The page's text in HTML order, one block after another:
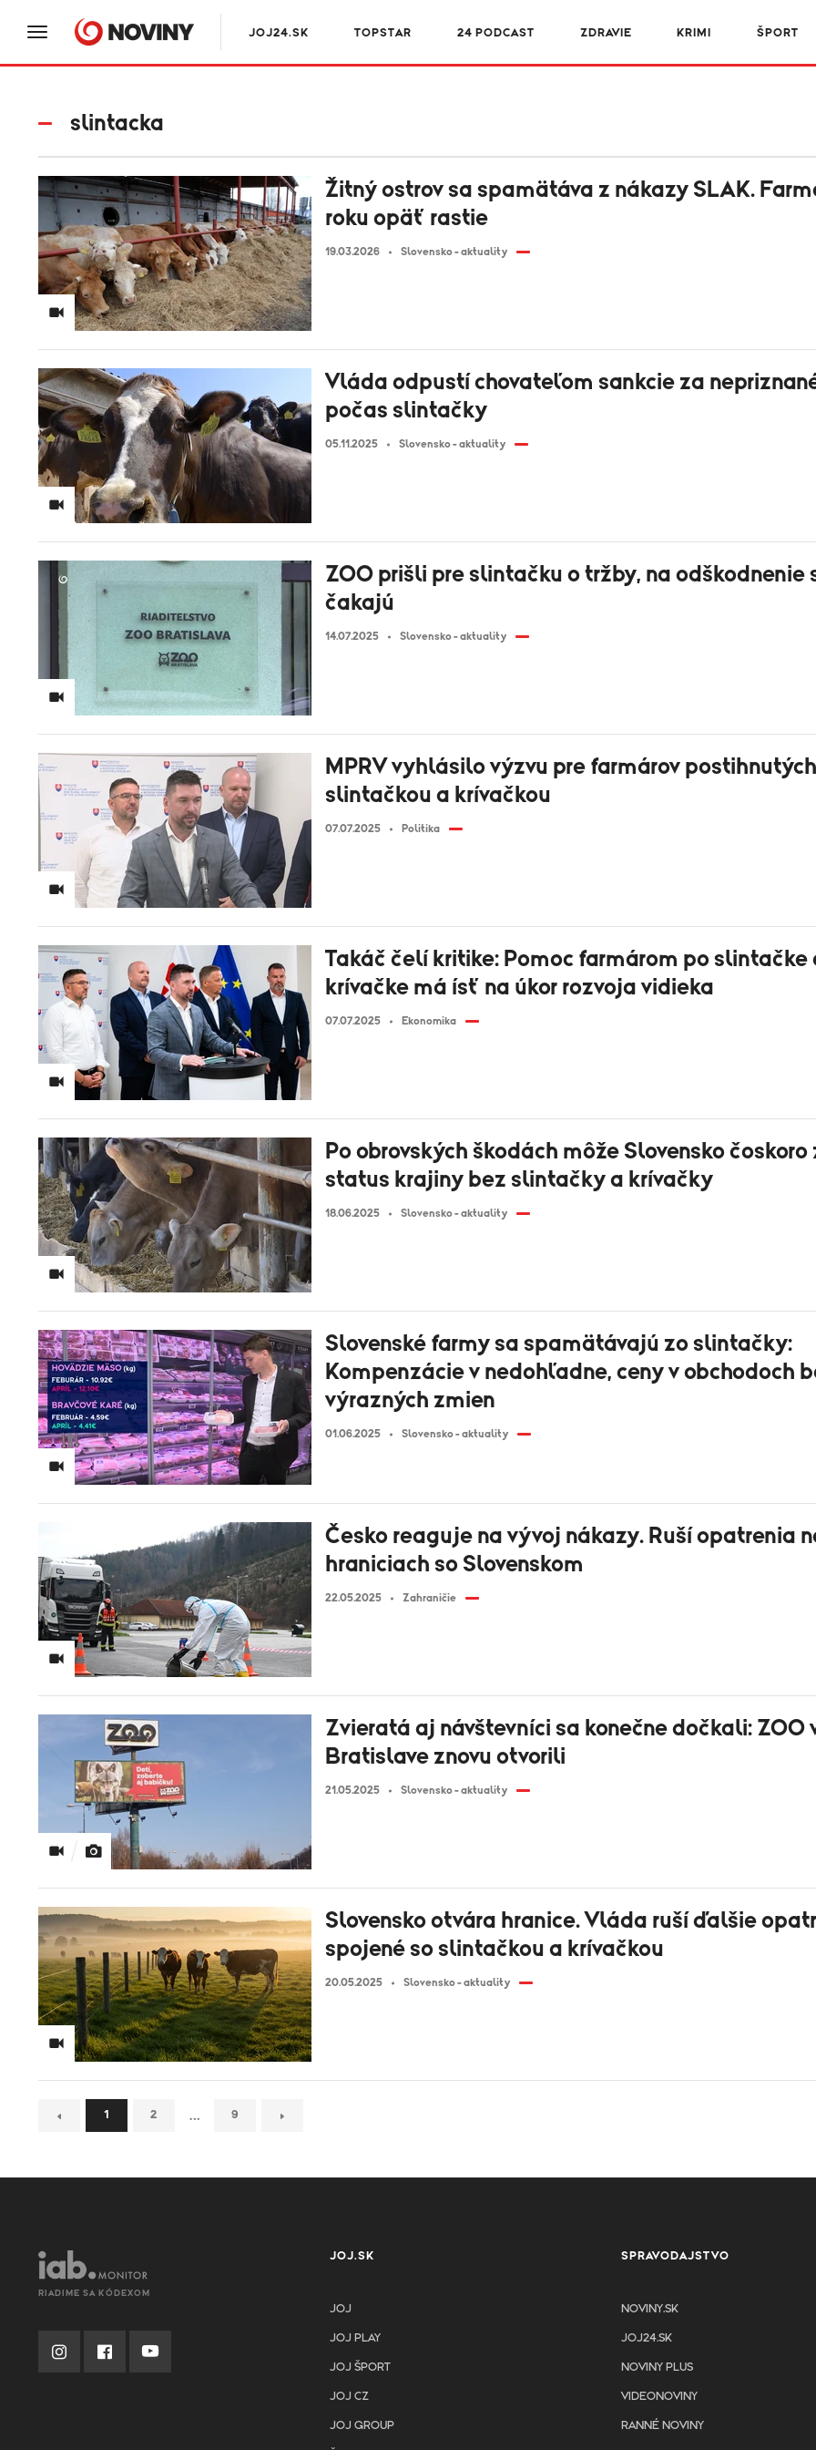
JOJ24.SK TOPSTAR 24 PODCAST ZDRAVIE KRIMI ŠPORT
slintacka
Žitný ostrov sa spamätáva z nákazy SLAK.
roku opäť rastie
19.03.2026 Slovensko - aktuality
Vláda odpustí chovateľom sankcie za
počas slintačky
05.11.2025 Slovensko - aktuality
ZOO prišli pre slintačku o tržby, na odškodnenie
čakajú
14.07.2025 Slovensko - aktuality
MPRV vyhlásilo výzvu pre farmárov postihnutých
slintačkou a krívačkou
07.07.2025 Politika
Takáč čelí kritike: Pomoc farmárom po slintačke
krívačke má ísť na úkor rozvoja vidieka
07.07.2025 Ekonomika
Po obrovských škodách môže Slovensko
status krajiny bez slintačky a krívačky
18.06.2025 Slovensko - aktuality
Slovenské farmy sa spamätávajú zo slintačky:
Kompenzácie v nedohľadne, ceny v obchodoch
výrazných zmien
01.06.2025 Slovensko - aktuality
Česko reaguje na vývoj nákazy. Ruší opatrenia
hraniciach so Slovenskom
22.05.2025 Zahraničie
Zvieratá aj návštevníci sa konečne dočkali: ZOO
Bratislave znovu otvorili
21.05.2025 Slovensko - aktuality
Slovensko otvára hranice. Vláda ruší ďalšie
spojené so slintačkou a krívačkou
20.05.2025 Slovensko - aktuality
1 2 … 9
RIADIME SA KÓDEXOM
JOJ.SK
JOJ
JOJ PLAY
JOJ ŠPORT
JOJ CZ
JOJ GROUP
SPRAVODAJSTVO
NOVINY.SK
JOJ24.SK
NOVINY PLUS
VIDEONOVINY
RANNÉ NOVINY